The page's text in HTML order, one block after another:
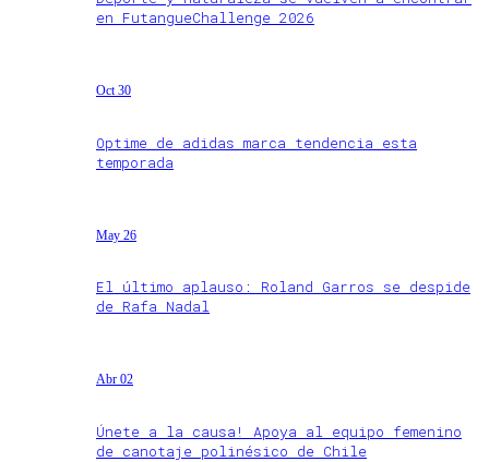
en FutangueChallenge 2026
Oct 30
Optime de adidas marca tendencia esta
temporada
May 26
El último aplauso: Roland Garros se despide
de Rafa Nadal
Abr 02
Únete a la causa! Apoya al equipo femenino
de canotaje polinésico de Chile